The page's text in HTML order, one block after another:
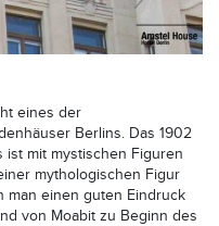
eines der
Berlins. Das 1902
ist mit mystischen Figuren
mythologischen Figur
man einen guten Eindruck
von Moabit zu Beginn des